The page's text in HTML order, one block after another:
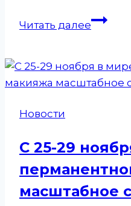
Читать далееБазовый
с
Новости
С 25-29
масштабное